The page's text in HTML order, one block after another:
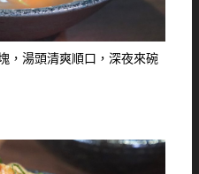
，湯頭清爽順口，深夜來碗